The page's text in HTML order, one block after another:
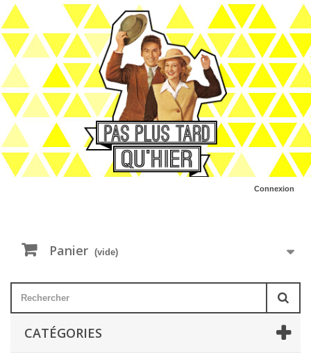
Connexion
Panier (vide)
CATÉGORIES